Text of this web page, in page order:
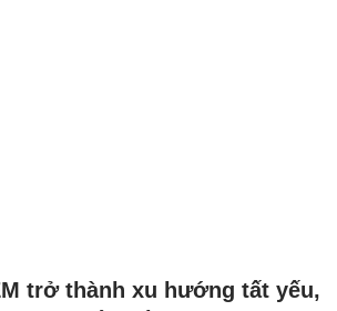
trở thành xu hướng tất yếu,